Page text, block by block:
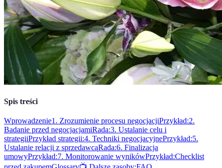
Spis treści
Wprowadzenie1. Zrozumienie procesu negocjacjiPrzykład:2.
Badanie przed negocjacjamiRada:3. Ustalanie celu i
strategiiPrzykład strategii:4. Techniki negocjacyjnePrzykład:5.
Ustalanie relacji z sprzedawcąRada:6. Finalizacja
umowyPrzykład:7. Monitorowanie wynikówPrzykład:Checklist